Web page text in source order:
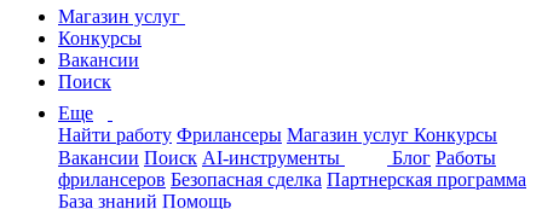
Магазин услуг
Конкурсы
Вакансии
Поиск
Еще
Найти работу Фрилансеры Магазин услуг Конкурсы
Вакансии Поиск AI-инструменты Блог Работы
фрилансеров Безопасная сделка Партнерская программа
База знаний Помощь